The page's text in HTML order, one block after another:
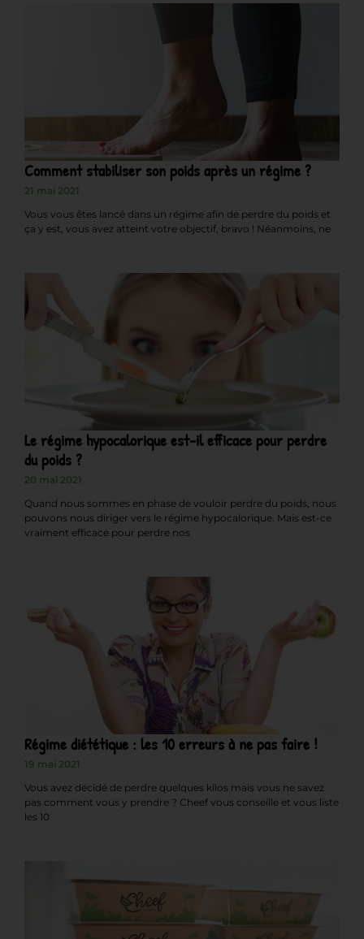
Comment stabiliser son poids après un régime ?
21 mai 2021
Vous vous êtes lancé dans un régime afin de perdre du poids et
ça y est, vous avez atteint votre objectif, bravo ! Néanmoins, ne
Le régime hypocalorique est-il efficace pour perdre
du poids ?
20 mai 2021
Quand nous sommes en phase de vouloir perdre du poids, nous
pouvons nous diriger vers le régime hypocalorique. Mais est-ce
vraiment efficace pour perdre nos
Régime diététique : les 10 erreurs à ne pas faire !
19 mai 2021
Vous avez décidé de perdre quelques kilos mais vous ne savez
pas comment vous y prendre ? Cheef vous conseille et vous liste
les 10